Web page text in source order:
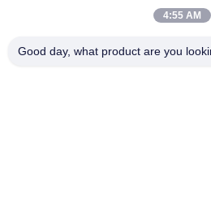
750RPM de alta qualidade 5120
4:55 AM
Good day, what product are you